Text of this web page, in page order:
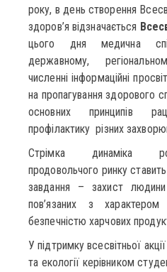
року, в день створення
здоров’я відзначається
цього дня медична
державному,
численні інформаційні
на пропагування здорового
основних принципів
профілактику різних
Стрімка динаміка
продовольчого ринку
завдання – захист людини
пов’язаних з
безпечністю харчових
У підтримку всесвітньої
та екології керівником